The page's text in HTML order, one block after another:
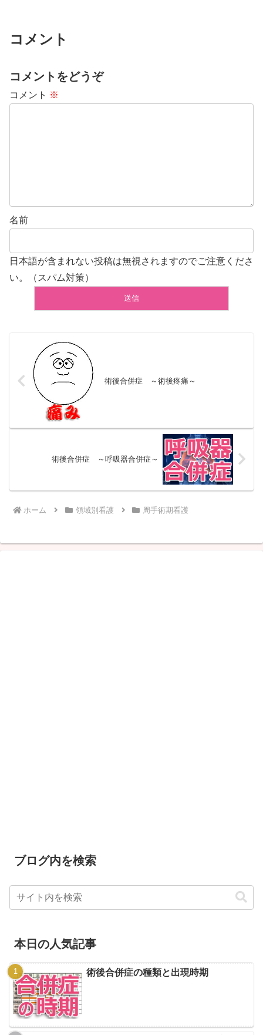
コメント
コメントをどうぞ
コメント ※
名前
日本語が含まれない投稿は無視されますのでご注意くださ
い。（スパム対策）
術後合併症 ～術後疼痛～
術後合併症 ～呼吸器合併症～
ホーム 領域別看護 周手術期看護
ブログ内を検索
本日の人気記事
術後合併症の種類と出現時期